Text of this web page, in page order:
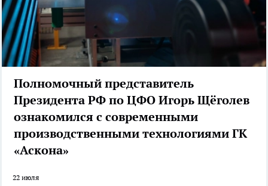
Полномочный представитель
Президента РФ по ЦФО Игорь Щёголев
ознакомился с современными
производственными технологиями ГК
«Аскона»
22 июля